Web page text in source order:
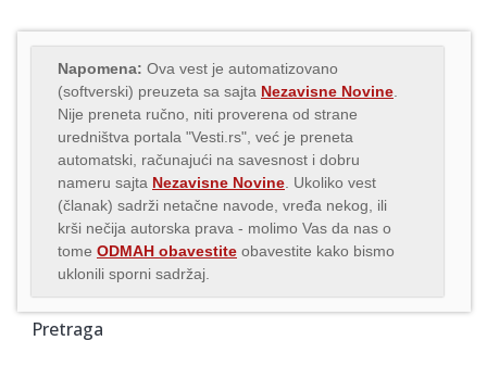
Napomena: Ova vest je automatizovano
(softverski) preuzeta sa sajta Nezavisne Novine
Nije preneta ručno, niti proverena od strane
uredništva portala "Vesti.rs", već je preneta
automatski, računajući na savesnost i dobru
nameru sajta Nezavisne Novine . Ukoliko vest
(članak) sadrži netačne navode, vređa nekog, ili
krši nečija autorska prava - molimo Vas da nas o
tome ODMAH obavestite obavestite kako bismo
uklonili sporni sadržaj.
Pretraga